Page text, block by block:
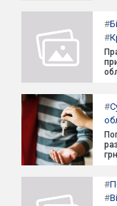
#
#
#
#
#